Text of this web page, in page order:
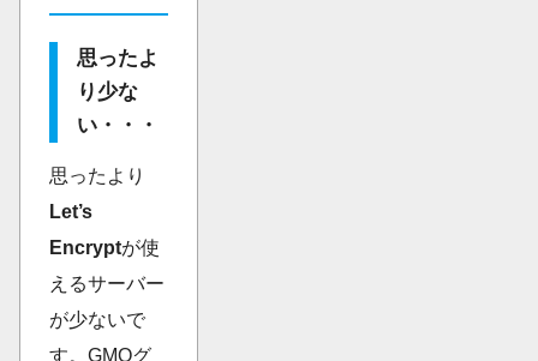
思ったよ
り少な
い・・・
思ったより
Let’s
Encryptが使
えるサーバー
が少ないで
す。GMOグ